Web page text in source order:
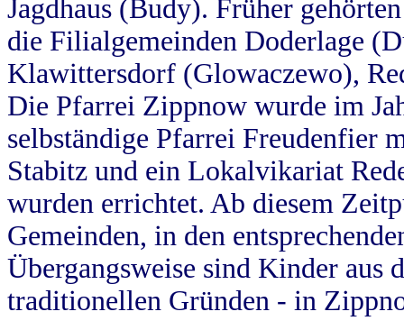
Jagdhaus (Budy). Früher
die Filialgemeinden Doderlage
Klawittersdorf (Glowaczewo),
Die Pfarrei Zippnow wurde im
selbständige Pfarrei Freudenfier
Stabitz und ein Lokalvikariat
wurden errichtet. Ab diesem
Gemeinden, in den
Übergangsweise sind Kinder aus
traditionellen Gründen - in